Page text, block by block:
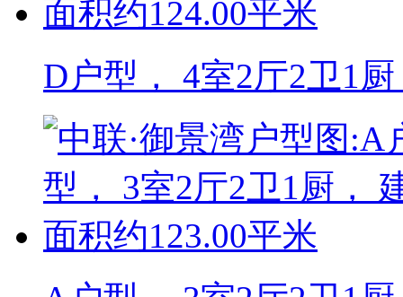
D户型， 4室2厅2卫1